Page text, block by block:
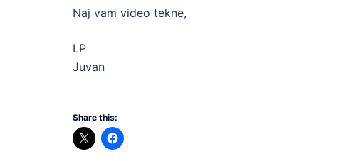
Naj vam video tekne,
LP
Juvan
Share this: